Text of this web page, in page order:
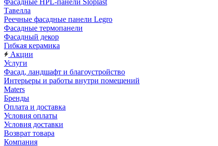
Фасадные HPL-панели Sloplast
Тавелла
Реечные фасадные панели Legro
Фасадные термопанели
Фасадный декор
Гибкая керамика
Акции
Услуги
Фасад, ландшафт и благоустройство
Интерьеры и работы внутри помещений
Maters
Бренды
Оплата и доставка
Условия оплаты
Условия доставки
Возврат товара
Компания